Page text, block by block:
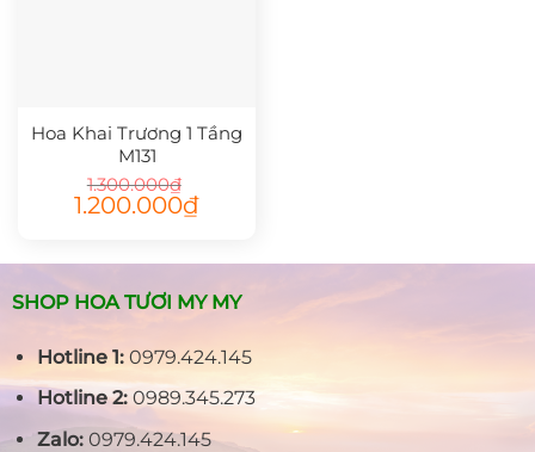
Hoa Khai Trương 1 Tầng
M131
1.300.000₫
Giá
gốc
1.200.000₫Giá
1.200.000₫.
SHOP HOA TƯƠI MY MY
Hotline 1:0979.424.145
Hotline 2:0989.345.273
Zalo:0979.424.145